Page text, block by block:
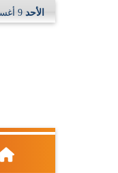
الأحد